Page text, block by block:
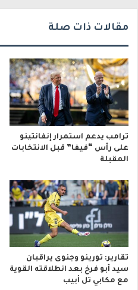
مقالات ذات صلة
ترامب يدعم استمرار إنفانتينو
على رأس “فيفا” قبل الانتخابات
المقبلة
تقارير: تورينو وجنوى يراقبان
سيد أبو فرخ بعد انطلاقته القوية
مع مكابي تل أبيب